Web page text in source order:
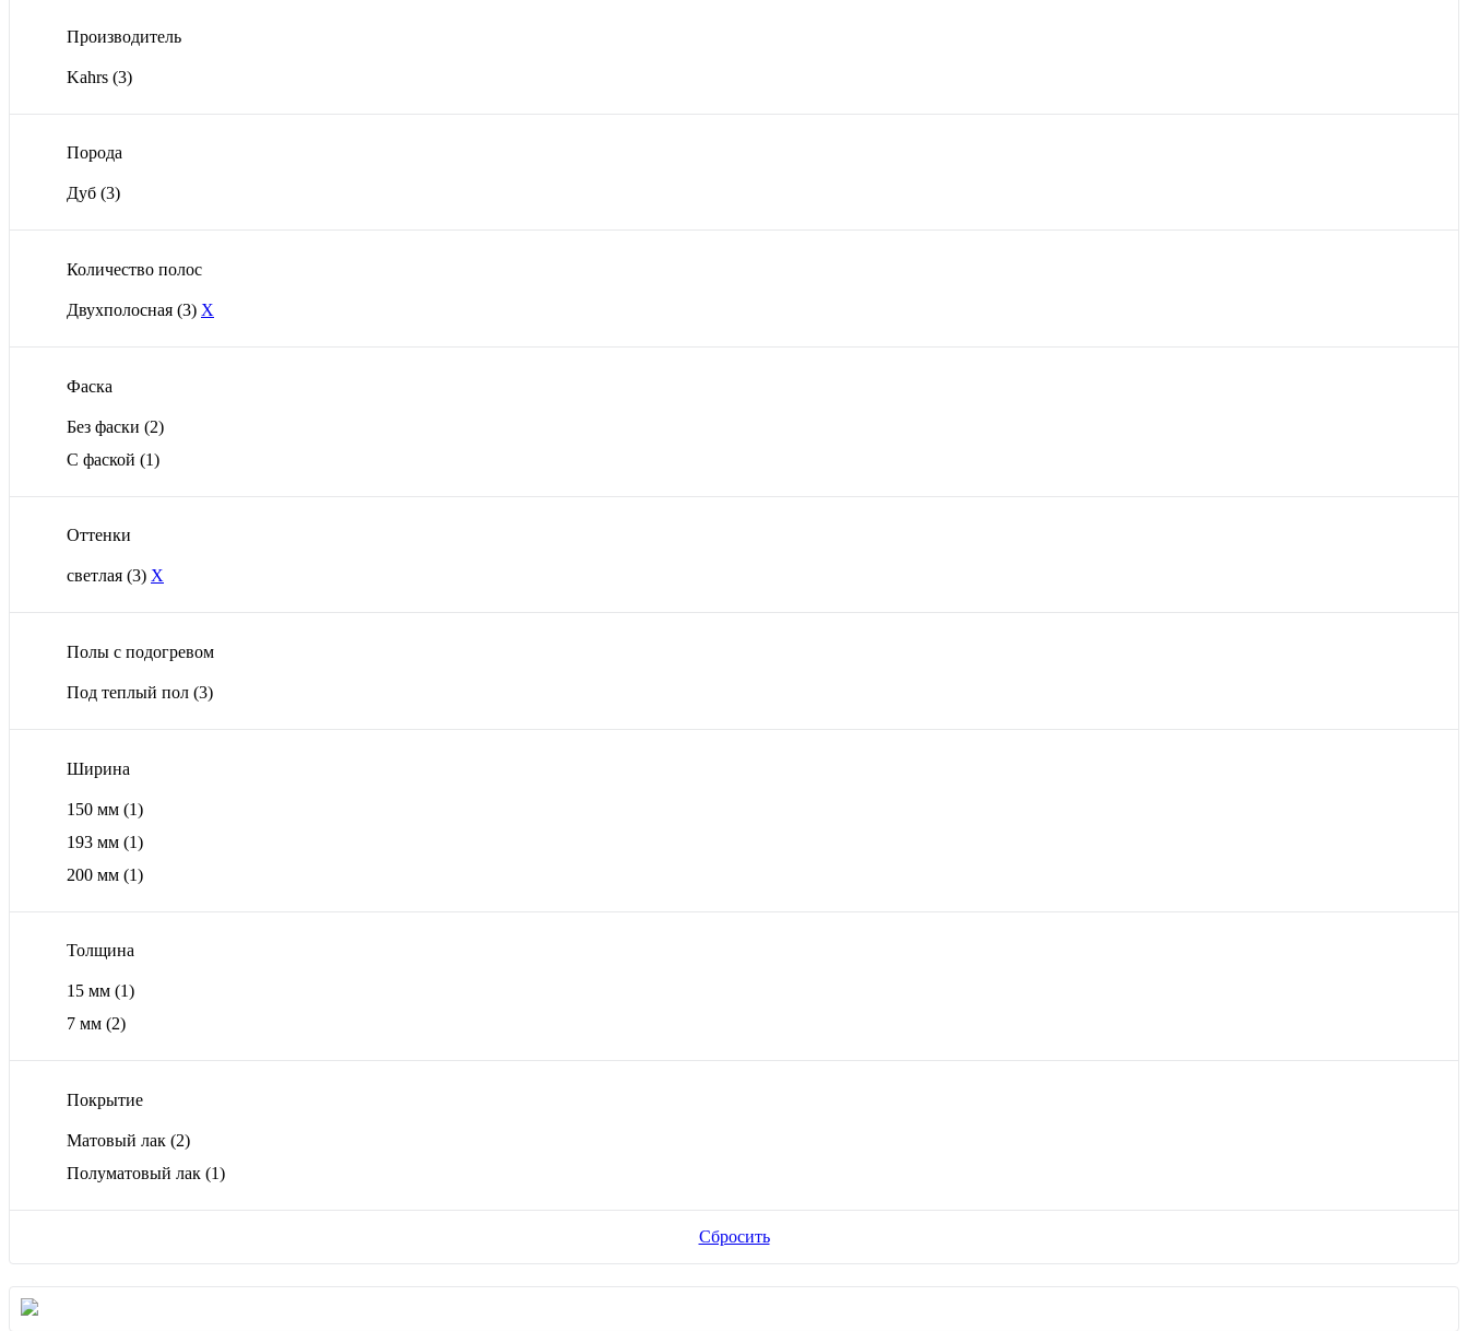
Производитель
Kahrs (3)
Порода
Дуб (3)
Количество полос
Двухполосная (3) X
Фаска
Без фаски (2)
С фаской (1)
Оттенки
светлая (3) X
Полы с подогревом
Под теплый пол (3)
Ширина
150 мм (1)
193 мм (1)
200 мм (1)
Толщина
15 мм (1)
7 мм (2)
Покрытие
Матовый лак (2)
Полуматовый лак (1)
Сбросить